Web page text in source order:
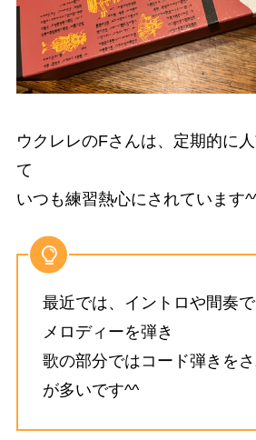
ウクレレのFさんは、定期的に
て
いつも練習熱心にされています
最近では、イントロや間奏
メロディーを弾き
歌の部分ではコード弾きを
が多いです^^